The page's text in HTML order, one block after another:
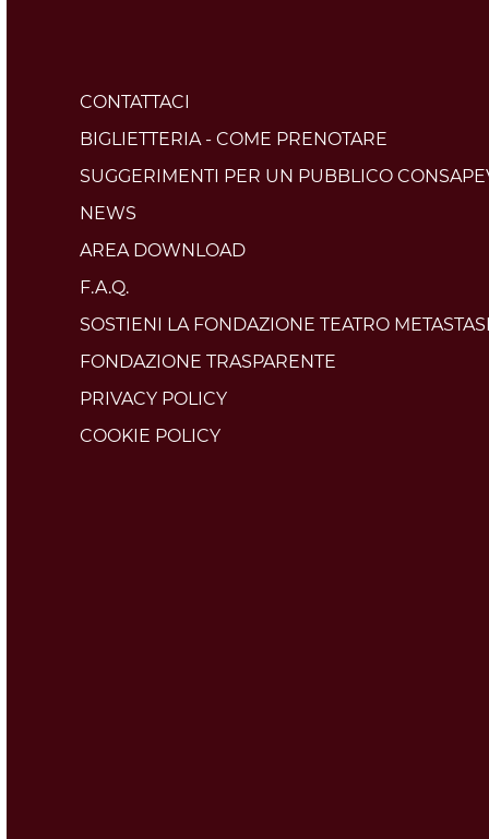
CONTATTACI
BIGLIETTERIA - COME PRENOTARE
SUGGERIMENTI PER UN PUBBLICO
NEWS
AREA DOWNLOAD
F.A.Q.
SOSTIENI LA FONDAZIONE TEATRO
FONDAZIONE TRASPARENTE
PRIVACY POLICY
COOKIE POLICY